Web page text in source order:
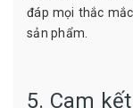
đáp mọi thắc
sản phẩm.
5. Cam